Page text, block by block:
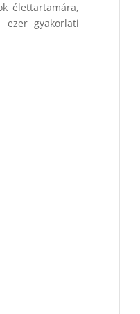
élettartamára,
ezer gyakorlati